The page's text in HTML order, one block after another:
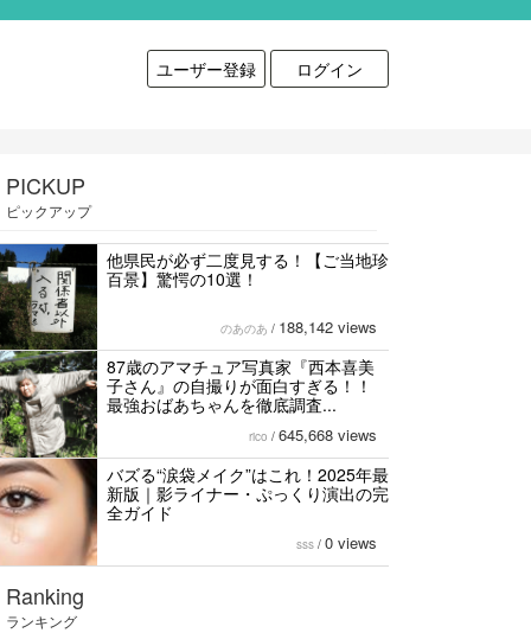
ユーザー登録 ログイン
PICKUP
ピックアップ
他県民が必ず二度見する！【ご当地珍
百景】驚愕の10選！
のあのあ / 188,142 views
87歳のアマチュア写真家『西本喜美
子さん』の自撮りが面白すぎる！！
最強おばあちゃんを徹底調査...
rico / 645,668 views
バズる“涙袋メイク”はこれ！2025年最
新版｜影ライナー・ぷっくり演出の完
全ガイド
sss / 0 views
Ranking
ランキング